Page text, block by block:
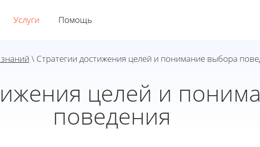
Услуги Помощь
\ Стратегии достижения целей и понимание выбора
целей и
поведения